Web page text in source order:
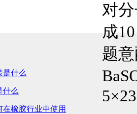
对
成
题
什么